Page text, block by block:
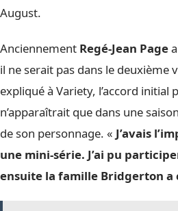
August.
Anciennement Regé-Jean Page
il ne serait pas dans le deuxième
expliqué à Variety, l’accord initial
n’apparaîtrait que dans une
de son personnage. « J’avais
une mini-série. J’ai pu
ensuite la famille Bridgerton a